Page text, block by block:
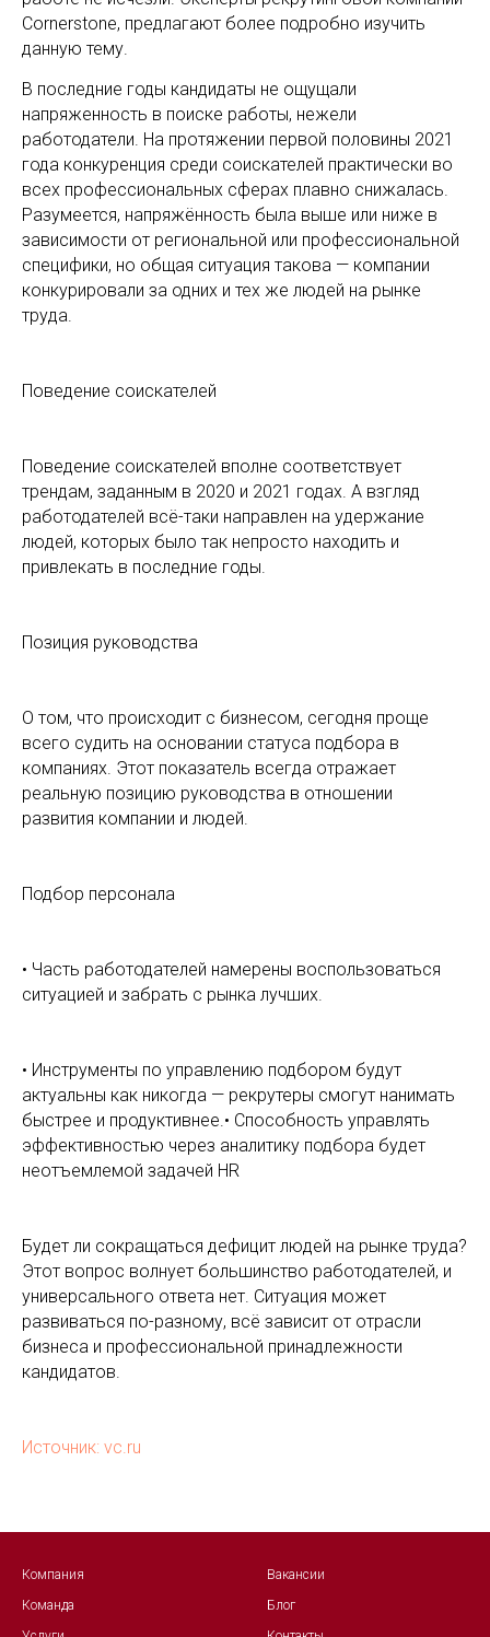
Cornerstone, предлагают более подробно изучить
данную тему.
В последние годы кандидаты не ощущали
напряженность в поиске работы, нежели
работодатели. На протяжении первой половины 2021
года конкуренция среди соискателей практически во
всех профессиональных сферах плавно снижалась.
Разумеется, напряжённость была выше или ниже в
зависимости от региональной или профессиональной
специфики, но общая ситуация такова — компании
конкурировали за одних и тех же людей на рынке
труда.
Поведение соискателей
Поведение соискателей вполне соответствует
трендам, заданным в 2020 и 2021 годах. А взгляд
работодателей всё-таки направлен на удержание
людей, которых было так непросто находить и
привлекать в последние годы.
Позиция руководства
О том, что происходит с бизнесом, сегодня проще
всего судить на основании статуса подбора в
компаниях. Этот показатель всегда отражает
реальную позицию руководства в отношении
развития компании и людей.
Подбор персонала
• Часть работодателей намерены воспользоваться
ситуацией и забрать с рынка лучших.
• Инструменты по управлению подбором будут
актуальны как никогда — рекрутеры смогут нанимать
быстрее и продуктивнее.• Способность управлять
эффективностью через аналитику подбора будет
неотъемлемой задачей HR
Будет ли сокращаться дефицит людей на рынке труда?
Этот вопрос волнует большинство работодателей, и
универсального ответа нет. Ситуация может
развиваться по-разному, всё зависит от отрасли
бизнеса и профессиональной принадлежности
кандидатов.
Источник: vc.ru
Компания
Команда
Вакансии
Блог